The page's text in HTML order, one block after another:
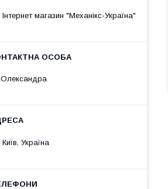
Інтернет магазин "Механікс-Україна"
Олександра
Київ, Україна